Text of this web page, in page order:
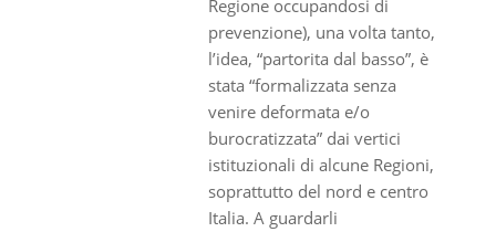
Regione occupandosi di
prevenzione), una volta tanto,
l’idea, “partorita dal basso”, è
stata “formalizzata senza
venire deformata e/o
burocratizzata” dai vertici
istituzionali di alcune Regioni,
soprattutto del nord e centro
Italia. A guardarli